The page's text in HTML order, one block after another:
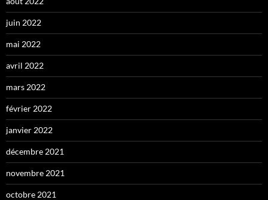
juin 2022
mai 2022
avril 2022
mars 2022
février 2022
janvier 2022
décembre 2021
novembre 2021
octobre 2021